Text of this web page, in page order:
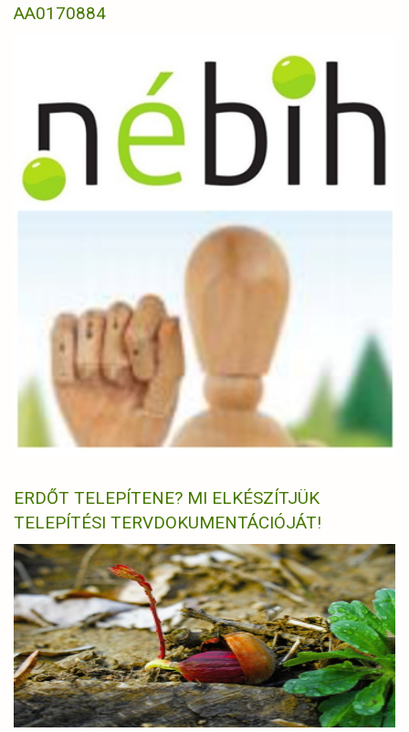
AA0170884
ERDŐT TELEPÍTENE? MI ELKÉSZÍTJÜK
TELEPÍTÉSI TERVDOKUMENTÁCIÓJÁT!